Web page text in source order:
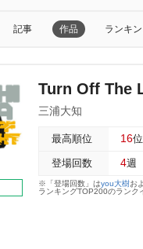
記事 作品 ランキ
Turn Off The
三浦大知
最高順位 16位
登場回数 4週
※「登場回数」はyou大樹お
ランキングTOP200のランク